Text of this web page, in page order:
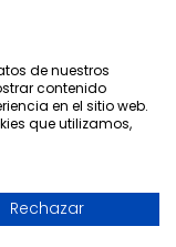
de nuestros
contenido
en el sitio web.
que utilizamos,
Rechazar